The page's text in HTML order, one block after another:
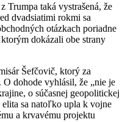
Trumpa taká vystrašená, že
dvadsiatimi rokmi sa
otázkach poriadne
dokázali obe strany
Šefčovič, ktorý za
dohode vyhlásil, že „nie je
o súčasnej geopolitickej
sa natoľko upla k vojne
a krvavému projektu